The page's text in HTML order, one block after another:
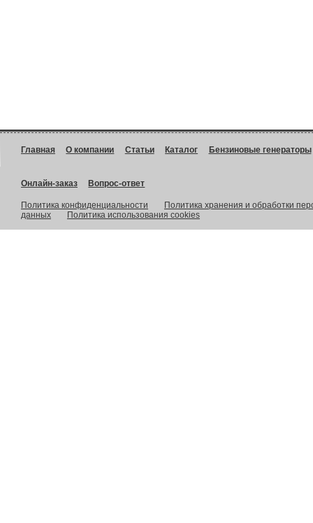
Главная О компании Статьи Каталог Бензиновые генераторы
Онлайн-заказ Вопрос-ответ
Политика конфиденциальности
Политика хранения и обработки
данных
Политика использования cookies